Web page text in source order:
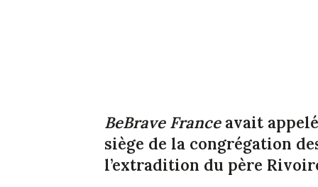
BeBrave Franceavait
siège de la congrégation
l’extradition du père